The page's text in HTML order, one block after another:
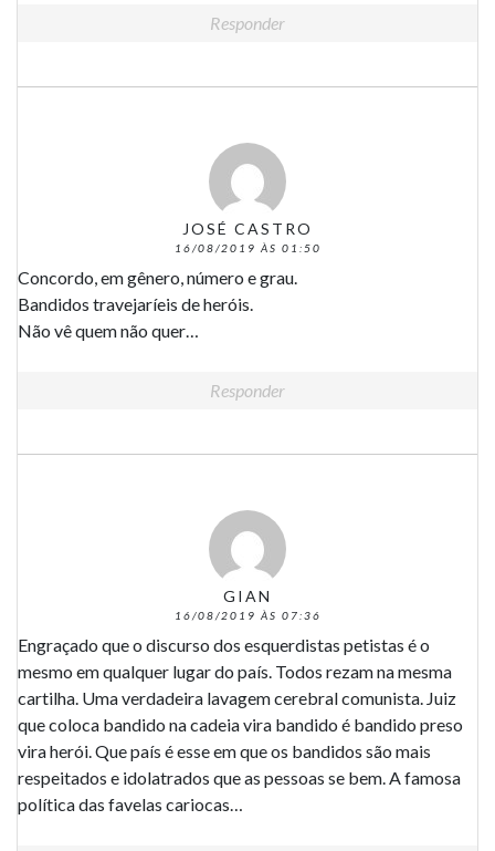
Responder
JOSÉ CASTRO
16/08/2019 ÀS 01:50
Concordo, em gênero, número e grau.
Bandidos travejaríeis de heróis.
Não vê quem não quer…
Responder
GIAN
16/08/2019 ÀS 07:36
Engraçado que o discurso dos esquerdistas petistas é o
mesmo em qualquer lugar do país. Todos rezam na mesma
cartilha. Uma verdadeira lavagem cerebral comunista. Juiz
que coloca bandido na cadeia vira bandido é bandido preso
vira herói. Que país é esse em que os bandidos são mais
respeitados e idolatrados que as pessoas se bem. A famosa
política das favelas cariocas…